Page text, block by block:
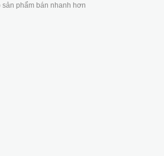
phẩm bán nhanh hơn